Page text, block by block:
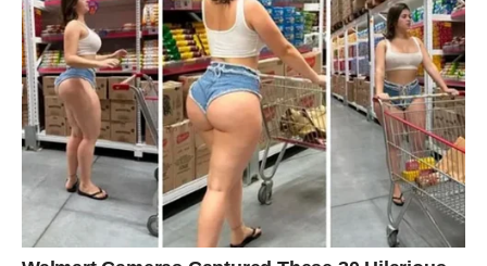
VAGA – POVRATAK
RAVNOTEŽE I EMOTIVNE
HARMONIJE
Vaga najviše pati kada nema balansa. U prethodnom
periodu možda ste se osećali rastrzano između obaveza,